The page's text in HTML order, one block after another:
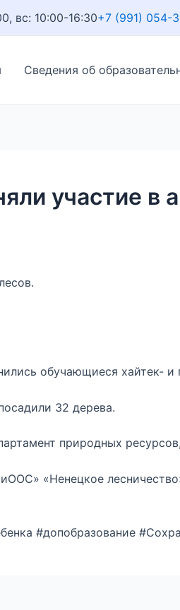
вс: 10:00-16:30+7 (991) 054-
Сведения об
участие в
обучающиеся хайтек-
32 дерева.
природных
«Ненецкое
#допобразование